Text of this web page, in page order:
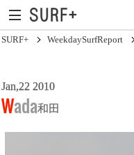
South Ibaraki
SURF+ WeekdaySurfReport
Jan,22 2010
Wada和田